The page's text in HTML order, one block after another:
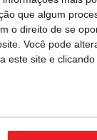
que algum
o direito de se
Você pode
este site e